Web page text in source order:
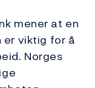
mener at en
er viktig for å
Norges